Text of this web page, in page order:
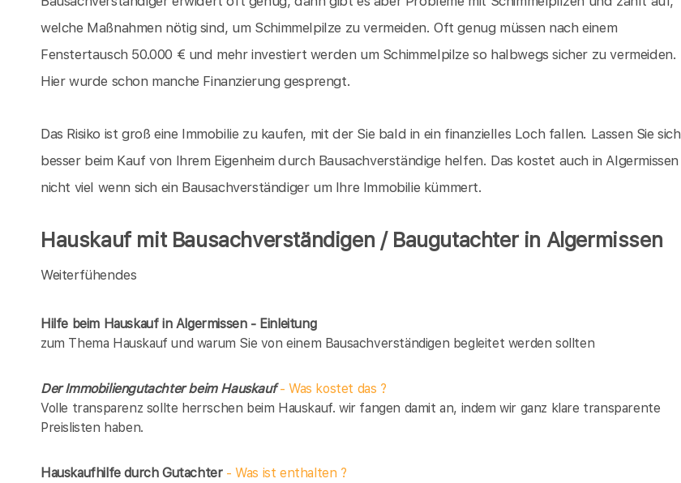
welche Maßnahmen nötig sind, um Schimmelpilze zu vermeiden. Oft genug müssen nach einem
Fenstertausch 50.000 € und mehr investiert werden um Schimmelpilze so halbwegs sicher zu vermeiden.
Hier wurde schon manche Finanzierung gesprengt.
Das Risiko ist groß eine Immobilie zu kaufen, mit der Sie bald in ein finanzielles Loch fallen. Lassen Sie sich
besser beim Kauf von Ihrem Eigenheim durch Bausachverständige helfen. Das kostet auch in Algermissen
nicht viel wenn sich ein Bausachverständiger um Ihre Immobilie kümmert.
Hauskauf mit Bausachverständigen / Baugutachter in Algermissen
Weiterfühendes
Hilfe beim Hauskauf in Algermissen - Einleitung
zum Thema Hauskauf und warum Sie von einem Bausachverständigen begleitet werden sollten
Der Immobiliengutachter beim Hauskauf- Was kostet das ?
Volle transparenz sollte herrschen beim Hauskauf. wir fangen damit an, indem wir ganz klare transparente
Preislisten haben.
Hauskaufhilfe durch Gutachter- Was ist enthalten ?